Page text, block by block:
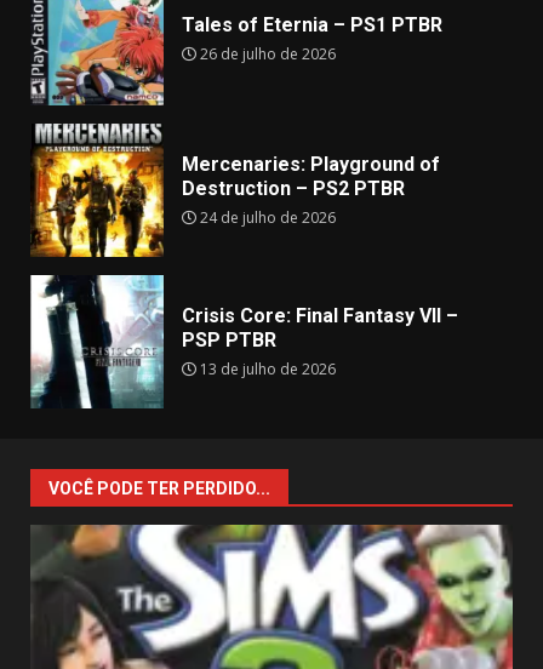
Tales of Eternia – PS1 PTBR
26 de julho de 2026
Mercenaries: Playground of
Destruction – PS2 PTBR
24 de julho de 2026
Crisis Core: Final Fantasy VII –
PSP PTBR
13 de julho de 2026
VOCÊ PODE TER PERDIDO...